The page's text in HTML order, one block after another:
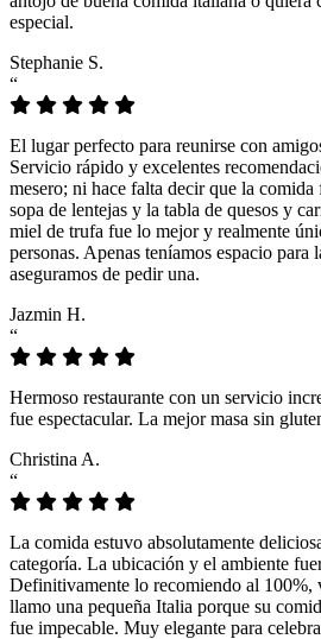
especial.
Stephanie S.
“
El lugar perfecto para reunirse con
Servicio rápido y excelentes
mesero; ni hace falta decir que la
sopa de lentejas y la tabla de quesos y
miel de trufa fue lo mejor y realmente
personas. Apenas teníamos espacio para
aseguramos de pedir una.
Jazmin H.
“
Hermoso restaurante con un servicio
fue espectacular. La mejor masa sin
Christina A.
“
La comida estuvo absolutamente
categoría. La ubicación y el ambiente
Definitivamente lo recomiendo al 100%,
llamo una pequeña Italia porque su
fue impecable. Muy elegante para